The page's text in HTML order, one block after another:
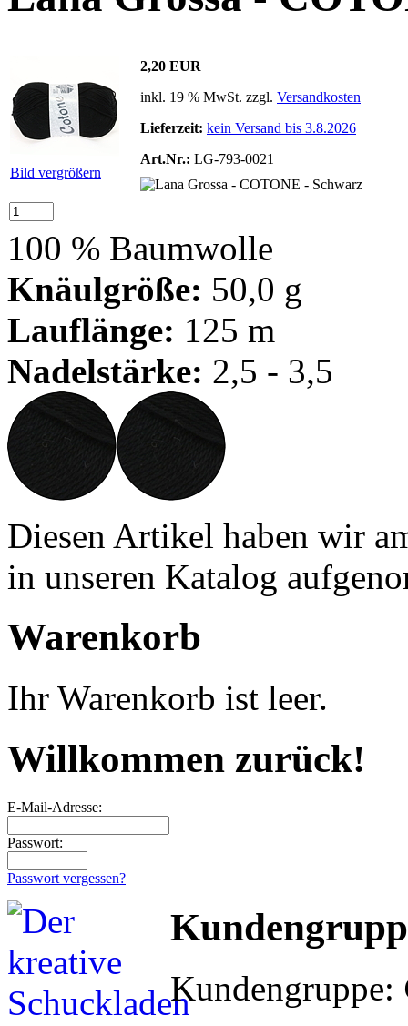
Bild vergrößern
2,20 EUR
inkl. 19 % MwSt. zzgl. Versandkosten
Lieferzeit: kein Versand bis 3.8.2026
Art.Nr.: LG-793-0021
100 % Baumwolle
Knäulgröße: 50,0 g
Lauflänge: 125 m
Nadelstärke: 2,5 - 3,5
Diesen Artikel haben wir
in unseren Katalog
Warenkorb
Ihr Warenkorb ist leer.
Willkommen zurück!
E-Mail-Adresse:
Passwort:
Passwort vergessen?
Kundengruppe: